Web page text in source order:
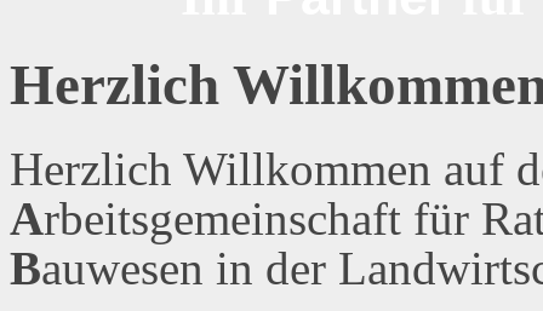
Herzlich
Herzlich Willkommen auf
Arbeitsgemeinschaft für
Bauwesen in der